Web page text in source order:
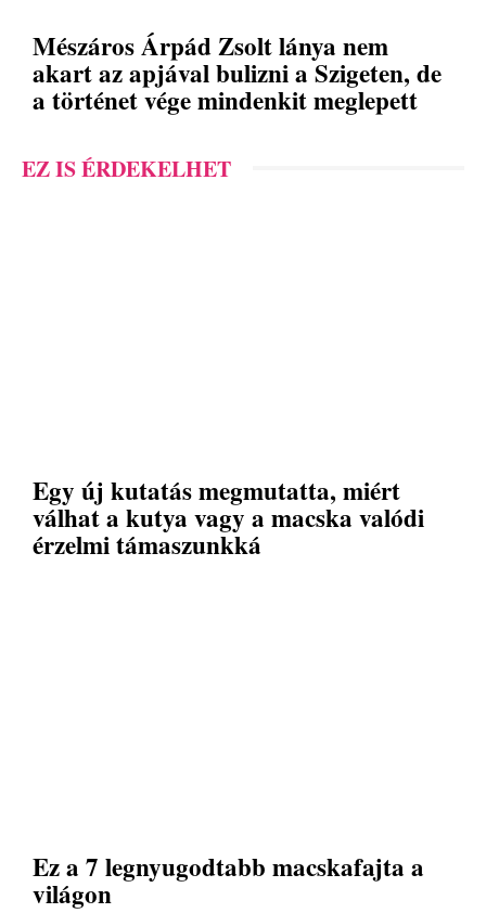
Mészáros Árpád Zsolt lánya nem
akart az apjával bulizni a Szigeten, de
a történet vége mindenkit meglepett
EZ IS ÉRDEKELHET
Egy új kutatás megmutatta, miért
válhat a kutya vagy a macska valódi
érzelmi támaszunkká
Ez a 7 legnyugodtabb macskafajta a
világon